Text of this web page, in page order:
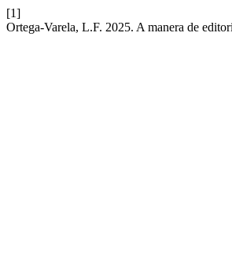
[1]
Ortega-Varela, L.F. 2025. A manera de